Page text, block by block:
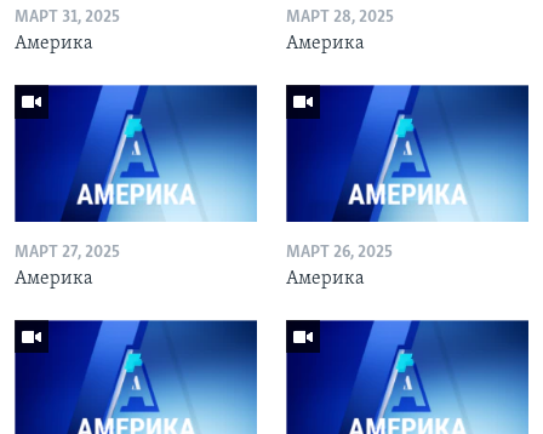
МАРТ 31, 2025
Америка
МАРТ 28, 2025
Америка
МАРТ 27, 2025
Америка
МАРТ 26, 2025
Америка